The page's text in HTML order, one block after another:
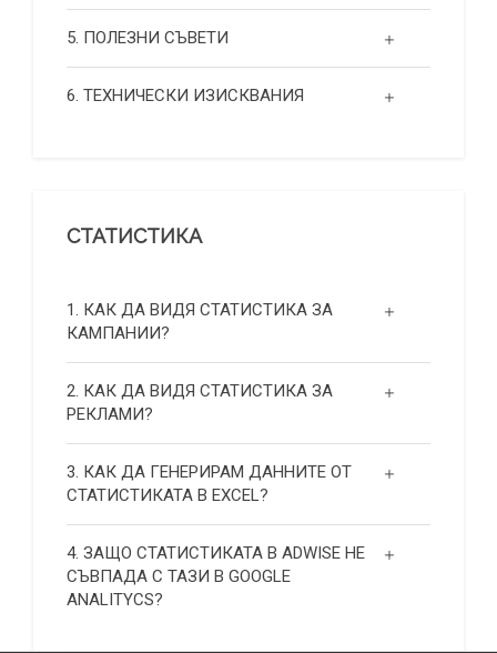
5. ПОЛЕЗНИ СЪВЕТИ
6. ТЕХНИЧЕСКИ ИЗИСКВАНИЯ
СТАТИСТИКА
1. КАК ДА ВИДЯ СТАТИСТИКА ЗА
КАМПАНИИ?
2. КАК ДА ВИДЯ СТАТИСТИКА ЗА
РЕКЛАМИ?
3. КАК ДА ГЕНЕРИРАМ ДАННИТЕ ОТ
СТАТИСТИКАТА В EXCEL?
4. ЗАЩО СТАТИСТИКАТА В ADWISE НЕ
СЪВПАДА С ТАЗИ В GOOGLE
ANALITYCS?